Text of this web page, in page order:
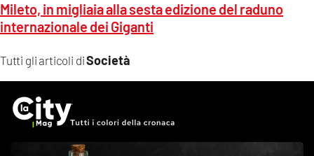
Tutti gli articoli diSocietà
Mileto, in migliaia alla sesta edizione del raduno
internazionale dei Giganti